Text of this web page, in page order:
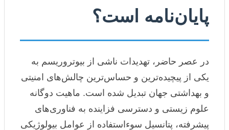
پایان‌نامه است؟
در عصر حاضر، تهدیدات ناشی از بیوتروریسم به
یکی از پیچیده‌ترین و حساس‌ترین چالش‌های امنیتی
و بهداشتی جهان تبدیل شده است. ماهیت دوگانه
علوم زیستی و دسترسی فزاینده به فناوری‌های
پیشرفته، پتانسیل سوءاستفاده از عوامل بیولوژیکی